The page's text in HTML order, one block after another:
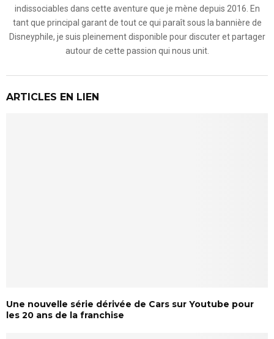
indissociables dans cette aventure que je mène depuis 2016. En
tant que principal garant de tout ce qui paraît sous la bannière de
Disneyphile, je suis pleinement disponible pour discuter et partager
autour de cette passion qui nous unit.
ARTICLES EN LIEN
Une nouvelle série dérivée de Cars sur Youtube pour
les 20 ans de la franchise